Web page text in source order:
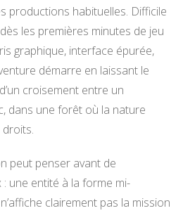
productions habituelles. Difficile
dès les premières minutes de jeu
graphique, interface épurée,
démarre en laissant le
croisement entre un
dans une forêt où la nature
peut penser avant de
une entité à la forme mi-
n’affiche clairement pas la mission